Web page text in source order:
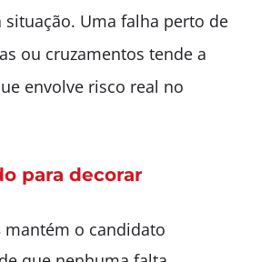
situação. Uma falha perto de
ou cruzamentos tende a
envolve risco real no
para decorar
mantém o candidato